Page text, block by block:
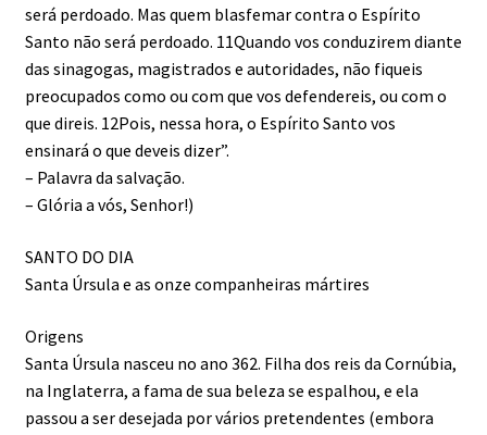
será perdoado. Mas quem blasfemar contra o Espírito
Santo não será perdoado. 11Quando vos conduzirem diante
das sinagogas, magistrados e autoridades, não fiqueis
preocupados como ou com que vos defendereis, ou com o
que direis. 12Pois, nessa hora, o Espírito Santo vos
ensinará o que deveis dizer”.
– Palavra da salvação.
– Glória a vós, Senhor!)
SANTO DO DIA
Santa Úrsula e as onze companheiras mártires
Origens
Santa Úrsula nasceu no ano 362. Filha dos reis da Cornúbia,
na Inglaterra, a fama de sua beleza se espalhou, e ela
passou a ser desejada por vários pretendentes (embora